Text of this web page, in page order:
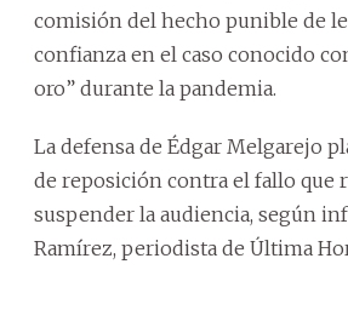
comisión del hecho punible de
confianza en el caso conocido
oro” durante la pandemia.
La defensa de Édgar Melgarejo
de reposición contra el fallo que
suspender la audiencia, según
Ramírez, periodista de Última